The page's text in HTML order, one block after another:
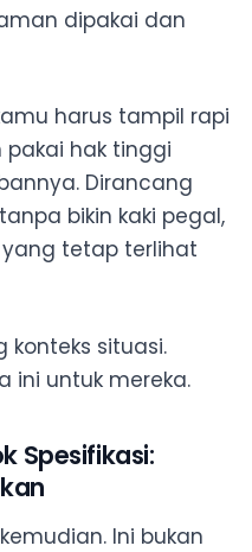
dipakai dan
harus tampil rapi
hak tinggi
Dirancang
bikin kaki pegal,
tetap terlihat
konteks situasi.
ini untuk mereka.
Spesifikasi:
Ini bukan